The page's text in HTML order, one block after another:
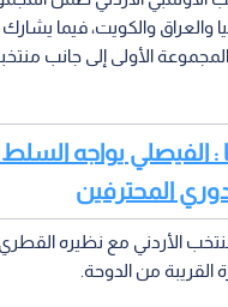
والعراق والكويت، فيما
الأولى إلى جانب
: الفيصلي يواجه السلط
المحترفين
الأردني مع نظيره
القريبة من الدوحة.